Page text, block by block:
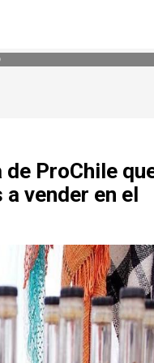
ProChile
vender en el